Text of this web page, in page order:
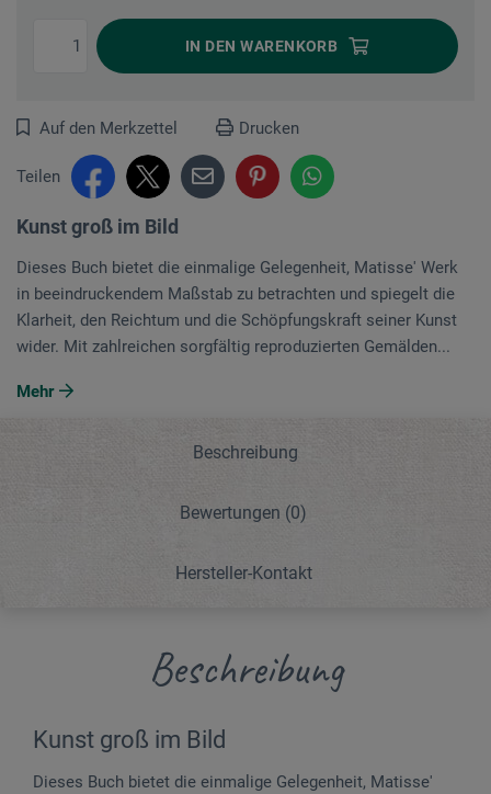
IN DEN WARENKORB
Auf den Merkzettel Drucken
Teilen
Kunst groß im Bild
Dieses Buch bietet die einmalige Gelegenheit, Matisse' Werk
in beeindruckendem Maßstab zu betrachten und spiegelt die
Klarheit, den Reichtum und die Schöpfungskraft seiner Kunst
wider. Mit zahlreichen sorgfältig reproduzierten Gemälden...
Mehr
Beschreibung
Bewertungen (0)
Hersteller-Kontakt
Beschreibung
Kunst groß im Bild
Dieses Buch bietet die einmalige Gelegenheit, Matisse'